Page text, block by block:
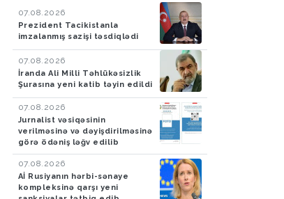
07.08.2026
Prezident Tacikistanla
imzalanmış sazişi təsdiqlədi
07.08.2026
İranda Ali Milli Təhlükəsizlik
Şurasına yeni katib təyin edildi
07.08.2026
Jurnalist vəsiqəsinin
verilməsinə və dəyişdirilməsinə
görə ödəniş ləğv edilib
07.08.2026
Aİ Rusiyanın hərbi-sənaye
kompleksinə qarşı yeni